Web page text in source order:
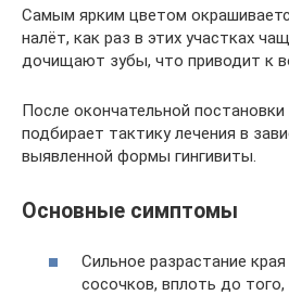
Самым ярким цветом
налёт, как раз в этих участках
дочищают зубы, что приводит к
После окончательной
подбирает тактику лечения в
выявленной формы гингивиты.
Основные симптомы
Cильное разрастание
сосочков, вплоть до